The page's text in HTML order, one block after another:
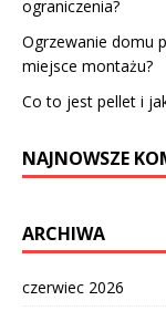
ograniczenia?
Ogrzewanie domu
miejsce montażu?
Co to jest pellet i
NAJNOWSZE
ARCHIWA
czerwiec 2026